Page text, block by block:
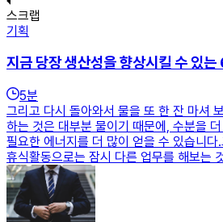
스크랩
기획
지금 당장 생산성을 향상시킬 수 있
5분
그리고 다시 돌아와서 물을 또 한 잔 마셔
하는 것은 대부분 물이기 때문에, 수분을
필요한 에너지를 더 많이 얻을 수 있습니
휴식활동으로는 잠시 다른 업무를 해보는